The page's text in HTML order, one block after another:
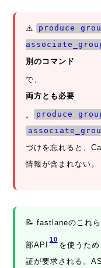
⚠️ produce
別のコマンド
で、
両方とも必要
。 produce
づけを忘れると、
情報が含まれない。
📝 fastlaneのこれ
部API
10
を使うた
証が要求される。